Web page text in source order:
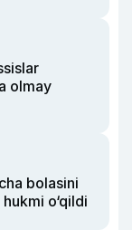
olmay
bolasini
o‘qildi